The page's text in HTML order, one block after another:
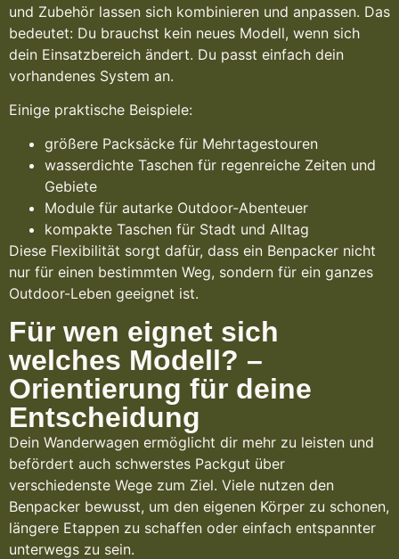
und Zubehör lassen sich kombinieren und anpassen. Das
bedeutet: Du brauchst kein neues Modell, wenn sich
dein Einsatzbereich ändert. Du passt einfach dein
vorhandenes System an.
Einige praktische Beispiele:
größere Packsäcke für Mehrtagestouren
wasserdichte Taschen für regenreiche Zeiten und
Gebiete
Module für autarke Outdoor-Abenteuer
kompakte Taschen für Stadt und Alltag
Diese Flexibilität sorgt dafür, dass ein Benpacker nicht
nur für einen bestimmten Weg, sondern für ein ganzes
Outdoor-Leben geeignet ist.
Für wen eignet sich
welches Modell? –
Orientierung für deine
Entscheidung
Dein Wanderwagen ermöglicht dir mehr zu leisten und
befördert auch schwerstes Packgut über
verschiedenste Wege zum Ziel. Viele nutzen den
Benpacker bewusst, um den eigenen Körper zu schonen,
längere Etappen zu schaffen oder einfach entspannter
unterwegs zu sein.